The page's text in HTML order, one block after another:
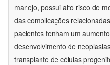
manejo, possui alto risco de
das complicações
pacientes tenham um
desenvolvimento de
transplante de células